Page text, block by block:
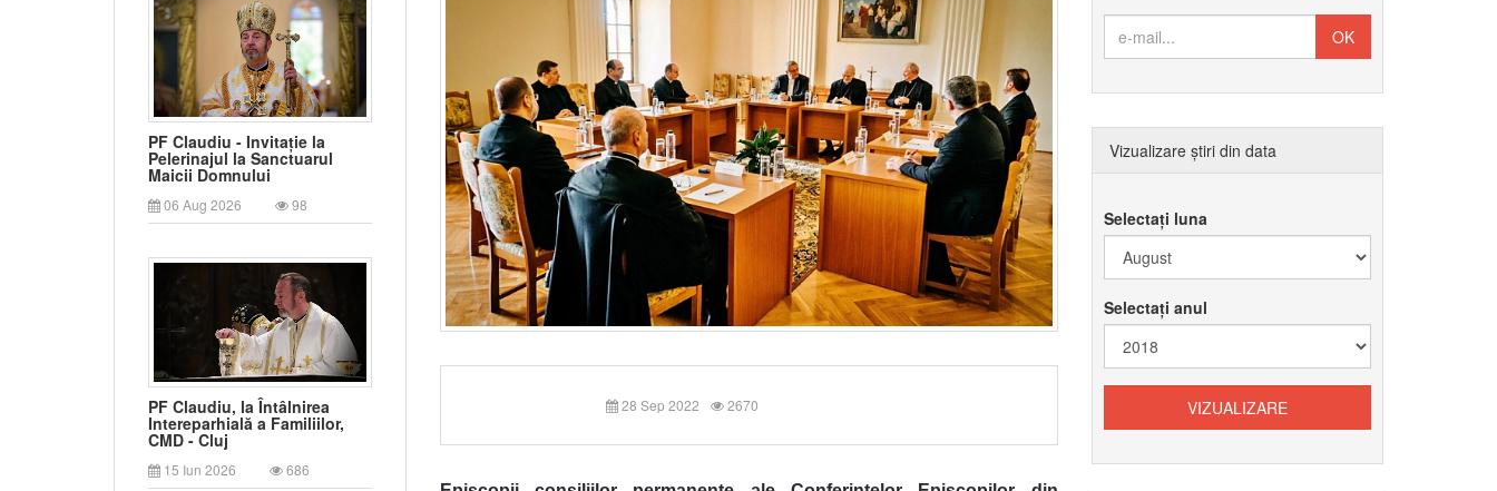
PF Claudiu - Invitație la
Pelerinajul la Sanctuarul
Maicii Domnului
06 Aug 2026 98
PF Claudiu, la Întâlnirea
Intereparhială a Familiilor,
CMD - Cluj
15 Iun 2026 686
28 Sep 2022 2670
Vizualizare știri din data
Selectați luna
Selectați anul